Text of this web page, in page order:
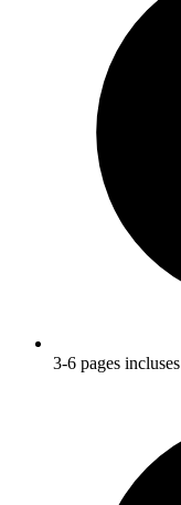
3-6 pages incluses